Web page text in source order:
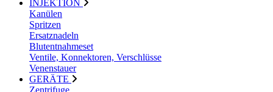
INJEKTION
Kanülen
Spritzen
Ersatznadeln
Blutentnahmeset
Ventile, Konnektoren, Verschlüsse
Venenstauer
GERÄTE
Zentrifuge